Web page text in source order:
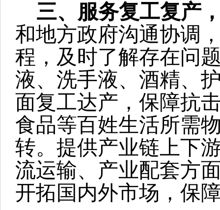
三、服务复工复产
和地方政府沟通协调
程，及时了解存在问
液、洗手液、酒精、
面复工达产，保障抗
食品等百姓生活所需
转。提供产业链上下
流运输、产业配套方
开拓国内外市场，保